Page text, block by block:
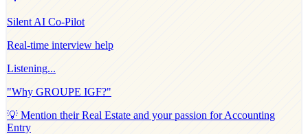
Silent AI Co-Pilot
Real-time interview help
Listening...
"Why GROUPE IGF?"
💡 Mention their Real Estate and your passion forAccounting
Entry